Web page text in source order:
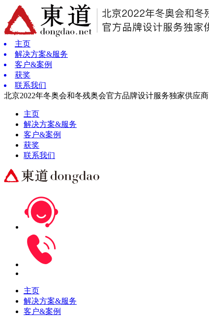
主页
解决方案&服务
客户&案例
获奖
联系我们
北京2022年冬奥会和冬残奥会官方品牌设计服务独家供应商
主页
解决方案&服务
客户&案例
获奖
联系我们
主页
解决方案&服务
客户&案例